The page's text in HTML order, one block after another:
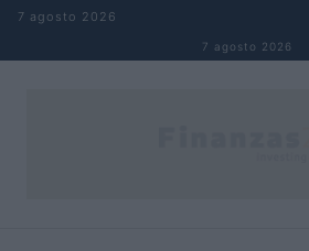
Saltar al contenido
7 agosto 2026
7 agosto 2026